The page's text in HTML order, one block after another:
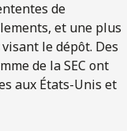
de
et une plus
le dépôt. Des
de la SEC ont
aux États-Unis et